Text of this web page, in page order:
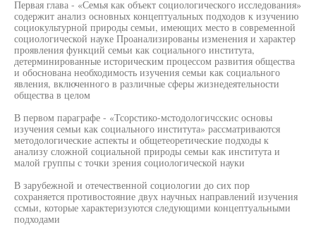
Первая глава - «Семья как объект социологического исследования»
содержит анализ основных концептуальных подходов к изучению
социокультурной природы семьи, имеющих место в современной
социологической науке Проанализированы изменения и характер
проявления функций семьи как социального института,
детерминированные историческим процессом развития общества
и обоснована необходимость изучения семьи как социального
явления, включенного в различные сферы жизнедеятельности
общества в целом
В первом параграфе - «Тсорстико-мстодологичсскис основы
изучения семьи как социального института» рассматриваются
методологические аспекты и общетеоретические подходы к
анализу сложной социальной природы семьи как института и
малой группы с точки зрения социологической науки
В зарубежной и отечественной социологии до сих пор
сохраняется противостояние двух научных направлений изучения
ссмьи, которые характеризуются следующими концептуальными
подходами